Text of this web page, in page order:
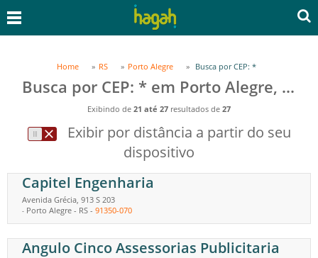
Home RS Porto Alegre Busca por CEP: *
Busca por CEP: * em Porto Alegre, RS
Exibindo de 21 até 27 resultados de 27
Exibir por distância a partir do seu
dispositivo
Capitel Engenharia
Avenida Grécia, 913 S 203
- Porto Alegre - RS - 91350-070
Angulo Cinco Assessorias Publicitaria